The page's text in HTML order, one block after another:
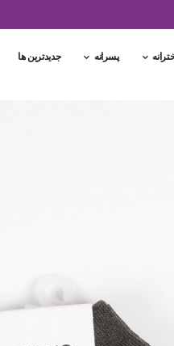
پسرانه جدیدترین ها